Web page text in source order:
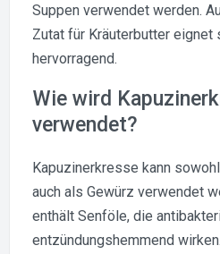
Suppen verwendet werden.
Zutat für Kräuterbutter eignet
hervorragend.
Wie wird
verwendet?
Kapuzinerkresse kann
auch als Gewürz verwendet
enthält Senföle, die
entzündungshemmend